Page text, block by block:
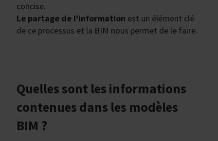
concise.
Le partage de l'information est un élément clé
de ce processus et la BIM nous permet de le faire.
Quelles sont les informations
contenues dans les modèles
BIM ?